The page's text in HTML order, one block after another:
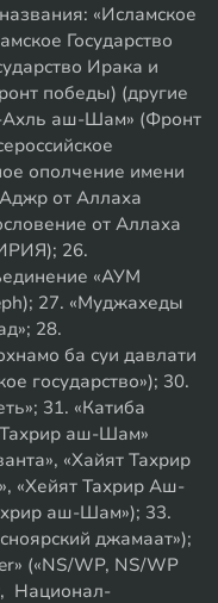
«Исламское
Государство
Ирака и
победы) (другие
Ахль аш-Шам» (Фронт
ополчение имени
от Аллаха
от Аллаха
26.
«АУМ
27. «Муджахеды
28.
ба суи давлати
государство»); 30.
31. «Катиба
аш-Шам»
«Хайят Тахрир
«Хейят Тахрир Аш-
аш-Шам»); 33.
джамаат»);
(«NS/WP, NS/WP
Национал-